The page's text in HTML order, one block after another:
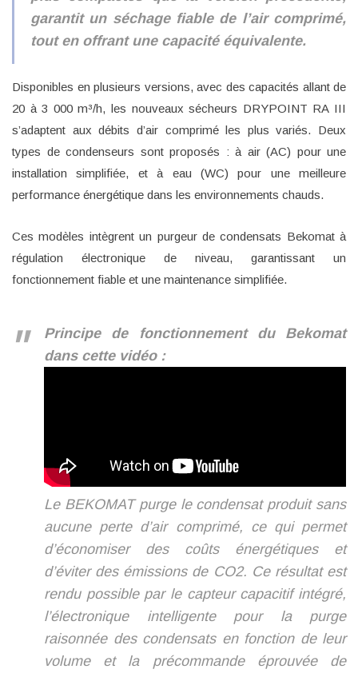
garantit un séchage fiable de l’air comprimé,
tout en offrant une capacité équivalente.
Disponibles en plusieurs versions, avec des capacités allant de
20 à 3 000 m³/h, les nouveaux sécheurs DRYPOINT RA III
s’adaptent aux débits d’air comprimé les plus variés. Deux
types de condenseurs sont proposés : à air (AC) pour une
installation simplifiée, et à eau (WC) pour une meilleure
performance énergétique dans les environnements chauds.
Ces modèles intègrent un purgeur de condensats Bekomat à
régulation électronique de niveau, garantissant un
fonctionnement fiable et une maintenance simplifiée.
Principe de fonctionnement du Bekomat
dans cette vidéo :
Le BEKOMAT purge le condensat produit sans
aucune perte d’air comprimé, ce qui permet
d’économiser des coûts énergétiques et
d’éviter des émissions de CO2. Ce résultat est
rendu possible par le capteur capacitif intégré,
l’électronique intelligente pour la purge
raisonnée des condensats en fonction de leur
volume et la précommande éprouvée de